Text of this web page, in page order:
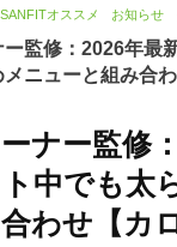
オススメ お知らせ
監修：2026年最
ニューと組み合
ナー監修
中でも太
わせ【カ